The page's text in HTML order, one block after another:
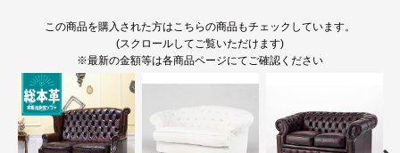
この商品を購入された方はこちらの商品もチェックしています。
(スクロールしてご覧いただけます)
※最新の金額等は各商品ページにてご確認ください